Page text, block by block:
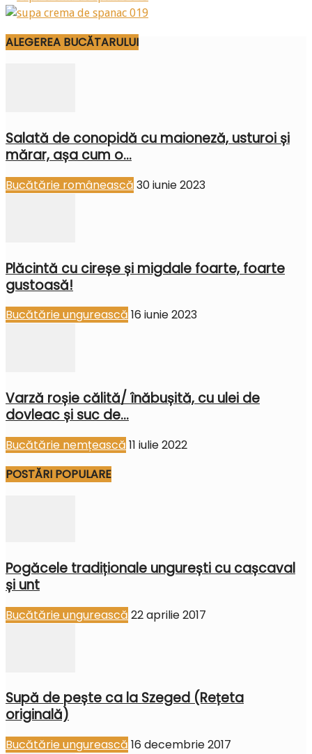
ALEGEREA BUCĂTARULUI
Salată de conopidă cu maioneză, usturoi și
mărar, așa cum o...
Bucătărie românească 30 iunie 2023
Plăcintă cu cireșe și migdale foarte, foarte
gustoasă!
Bucătărie ungurească 16 iunie 2023
Varză roșie călită/ înăbușită, cu ulei de
dovleac și suc de...
Bucătărie nemțească 11 iulie 2022
POSTĂRI POPULARE
Pogăcele tradiționale ungurești cu cașcaval
și unt
Bucătărie ungurească 22 aprilie 2017
Supă de pește ca la Szeged (Rețeta
originală)
Bucătărie ungurească 16 decembrie 2017